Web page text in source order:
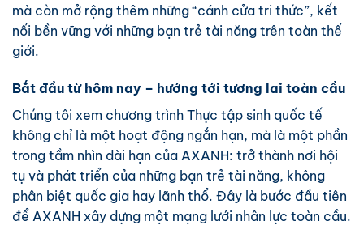
mà còn mở rộng thêm những “cánh cửa tri thức”, kết
nối bền vững với những bạn trẻ tài năng trên toàn thế
giới.
Bắt đầu từ hôm nay – hướng tới tương lai toàn cầu
Chúng tôi xem chương trình Thực tập sinh quốc tế
không chỉ là một hoạt động ngắn hạn, mà là một phần
trong tầm nhìn dài hạn của AXANH: trở thành nơi hội
tụ và phát triển của những bạn trẻ tài năng, không
phân biệt quốc gia hay lãnh thổ. Đây là bước đầu tiên
để AXANH xây dựng một mạng lưới nhân lực toàn cầu.